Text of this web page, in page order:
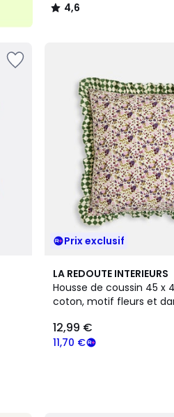
4,6
/
Prix exclusif
LA REDOUTE INTERIEURS
Housse de coussin 45 x
coton, motif fleurs et
11,70 €
12,99 €